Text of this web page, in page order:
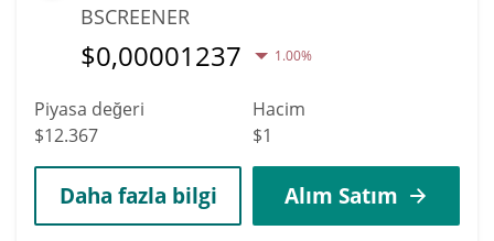
BSCREENER
$0,00001237 1.00%
Piyasa değeri
$12.367
Hacim
$1
Daha fazla bilgi Alım Satım